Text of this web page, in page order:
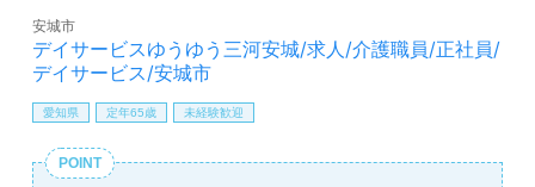
デイサービスゆうゆう三河安城/求人/介護職員/正社員/
デイサービス/安城市
安城市
愛知県 定年65歳 未経験歓迎
POINT